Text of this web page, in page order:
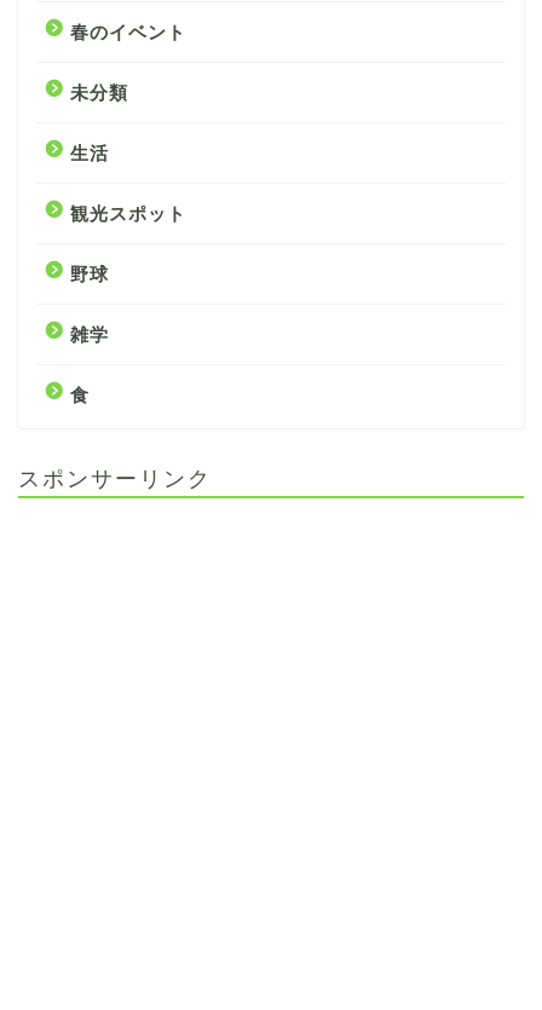
春のイベント
未分類
生活
観光スポット
野球
雑学
食
スポンサーリンク